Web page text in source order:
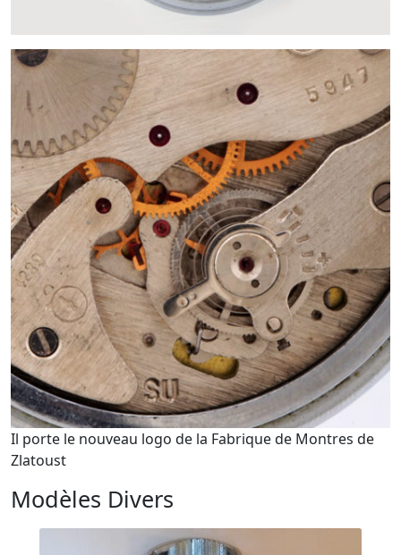
Il porte le nouveau logo de la Fabrique de Montres de
Zlatoust
Modèles Divers